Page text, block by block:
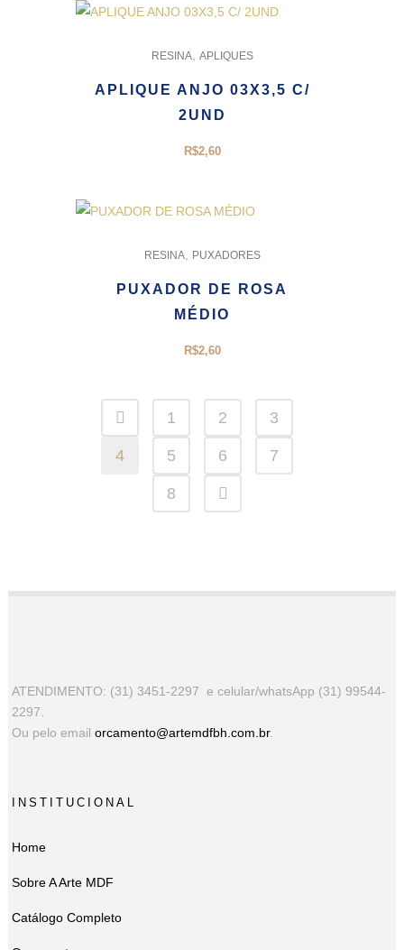
RESINA, APLIQUES
APLIQUE ANJO 03X3,5 C/
2UND
R$2,60
RESINA, PUXADORES
PUXADOR DE ROSA
MÉDIO
R$2,60
1 2 3
4 5 6 7
8
ATENDIMENTO: (31) 3451-2297 e celular/whatsApp (31) 99544-
2297.
Ou pelo emailorcamento@artemdfbh.com.br.
INSTITUCIONAL
Home
Sobre A Arte MDF
Catálogo Completo